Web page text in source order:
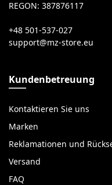
REGON: 387876117
+48 501-537-027
Kundenbetreuung
Kontaktieren Sie uns
Marken
Reklamationen und
Versand
FAQ